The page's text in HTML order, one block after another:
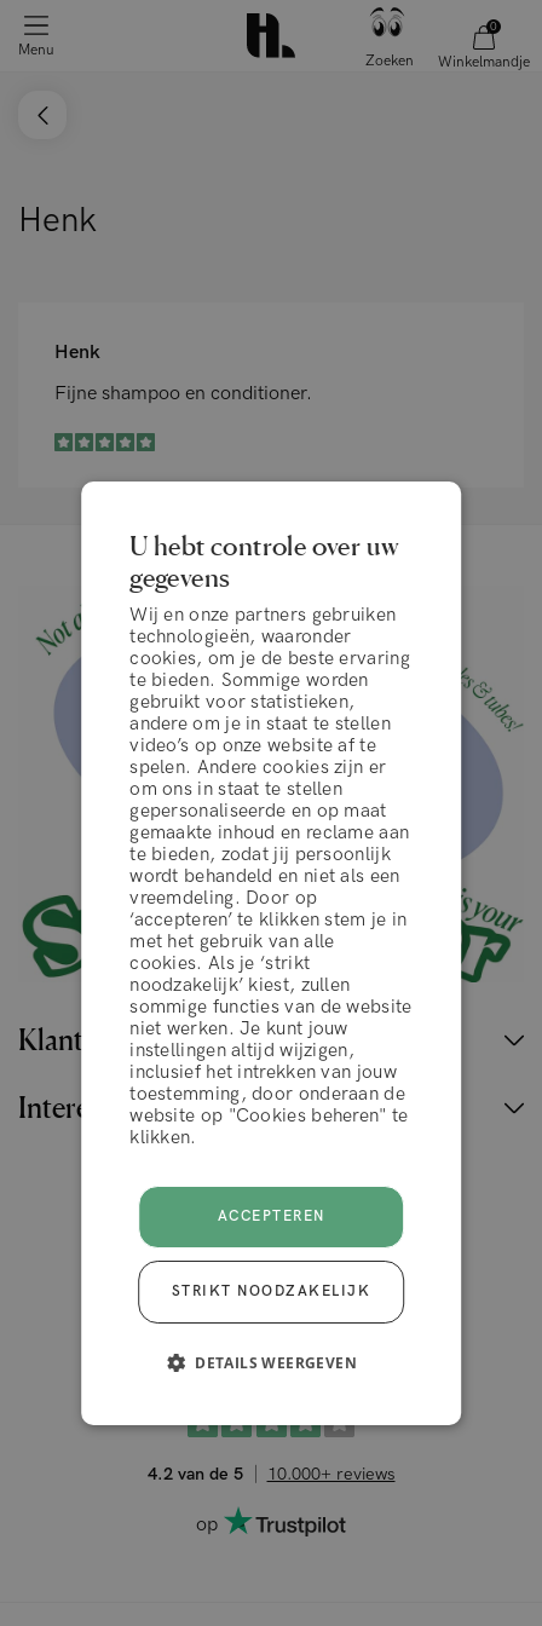
Menu
Zoeken
0
Winkelmandje
Henk
Henk
Fijne shampoo en conditioner.
algemene voorwaarden
WEIGEREN
ACCEPTEER
Klantenservice
Interessante links
België
4.2 van de 5 10.000+ reviews
op
U hebt controle over uw
gegevens
Wij en onze partners gebruiken
technologieën, waaronder
cookies, om je de beste ervaring
te bieden. Sommige worden
gebruikt voor statistieken,
andere om je in staat te stellen
video’s op onze website af te
spelen. Andere cookies zijn er
om ons in staat te stellen
gepersonaliseerde en op maat
gemaakte inhoud en reclame aan
te bieden, zodat jij persoonlijk
wordt behandeld en niet als een
vreemdeling. Door op
‘accepteren’ te klikken stem je in
met het gebruik van alle
cookies. Als je ‘strikt
noodzakelijk’ kiest, zullen
sommige functies van de website
niet werken. Je kunt jouw
instellingen altijd wijzigen,
inclusief het intrekken van jouw
toestemming, door onderaan de
website op "Cookies beheren" te
klikken.
ACCEPTEREN
STRIKT NOODZAKELIJK
DETAILS WEERGEVEN